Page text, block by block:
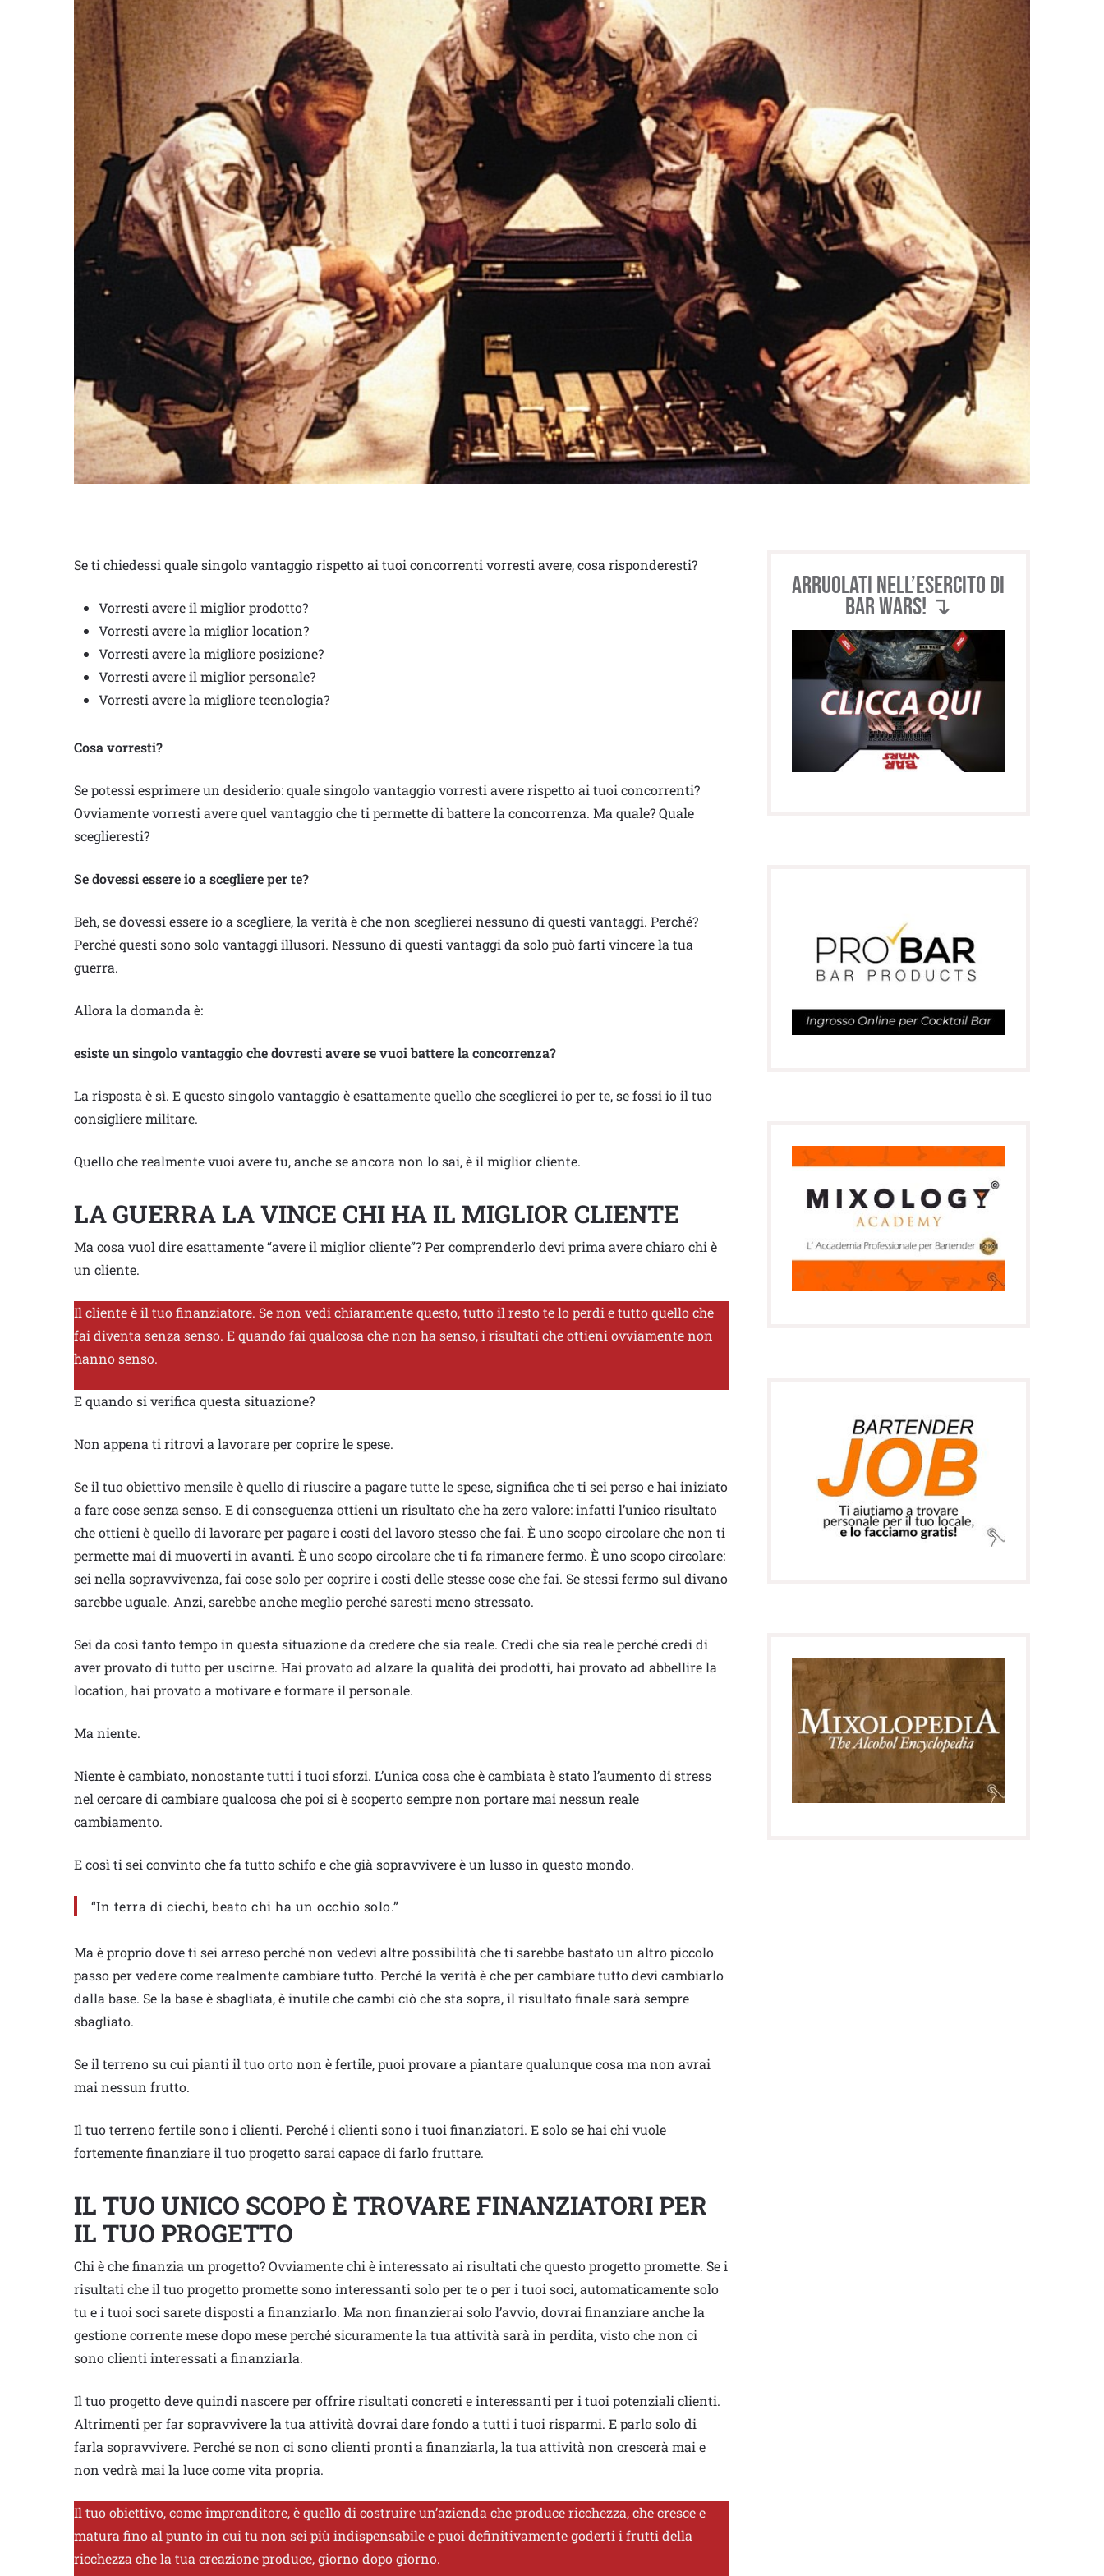
Se ti chiedessi quale singolo vantaggio rispetto ai tuoi concorrenti vorresti avere, cosa risponderesti?
Vorresti avere il miglior prodotto?
Vorresti avere la miglior location?
Vorresti avere la migliore posizione?
Vorresti avere il miglior personale?
Vorresti avere la migliore tecnologia?
Cosa vorresti?
Se potessi esprimere un desiderio: quale singolo vantaggio vorresti avere rispetto ai tuoi concorrenti?
Ovviamente vorresti avere quel vantaggio che ti permette di battere la concorrenza. Ma quale? Quale
sceglieresti?
Se dovessi essere io a scegliere per te?
Beh, se dovessi essere io a scegliere, la verità è che non sceglierei nessuno di questi vantaggi. Perché?
Perché questi sono solo vantaggi illusori. Nessuno di questi vantaggi da solo può farti vincere la tua
guerra.
Allora la domanda è:
esiste un singolo vantaggio che dovresti avere se vuoi battere la concorrenza?
La risposta è sì. E questo singolo vantaggio è esattamente quello che sceglierei io per te, se fossi io il tuo
consigliere militare.
Quello che realmente vuoi avere tu, anche se ancora non lo sai, è il miglior cliente.
LA GUERRA LA VINCE CHI HA IL MIGLIOR CLIENTE
Ma cosa vuol dire esattamente “avere il miglior cliente”? Per comprenderlo devi prima avere chiaro chi è
un cliente.
Il cliente è il tuo finanziatore. Se non vedi chiaramente questo, tutto il resto te lo perdi e tutto quello che
fai diventa senza senso. E quando fai qualcosa che non ha senso, i risultati che ottieni ovviamente non
hanno senso.
E quando si verifica questa situazione?
Non appena ti ritrovi a lavorare per coprire le spese.
Se il tuo obiettivo mensile è quello di riuscire a pagare tutte le spese, significa che ti sei perso e hai iniziato
a fare cose senza senso. E di conseguenza ottieni un risultato che ha zero valore: infatti l’unico risultato
che ottieni è quello di lavorare per pagare i costi del lavoro stesso che fai. È uno scopo circolare che non ti
permette mai di muoverti in avanti. È uno scopo circolare che ti fa rimanere fermo. È uno scopo circolare:
sei nella sopravvivenza, fai cose solo per coprire i costi delle stesse cose che fai. Se stessi fermo sul divano
sarebbe uguale. Anzi, sarebbe anche meglio perché saresti meno stressato.
Sei da così tanto tempo in questa situazione da credere che sia reale. Credi che sia reale perché credi di
aver provato di tutto per uscirne. Hai provato ad alzare la qualità dei prodotti, hai provato ad abbellire la
location, hai provato a motivare e formare il personale.
Ma niente.
Niente è cambiato, nonostante tutti i tuoi sforzi. L’unica cosa che è cambiata è stato l’aumento di stress
nel cercare di cambiare qualcosa che poi si è scoperto sempre non portare mai nessun reale
cambiamento.
E così ti sei convinto che fa tutto schifo e che già sopravvivere è un lusso in questo mondo.
“In terra di ciechi, beato chi ha un occhio solo.”
Ma è proprio dove ti sei arreso perché non vedevi altre possibilità che ti sarebbe bastato un altro piccolo
passo per vedere come realmente cambiare tutto. Perché la verità è che per cambiare tutto devi cambiarlo
dalla base. Se la base è sbagliata, è inutile che cambi ciò che sta sopra, il risultato finale sarà sempre
sbagliato.
Se il terreno su cui pianti il tuo orto non è fertile, puoi provare a piantare qualunque cosa ma non avrai
mai nessun frutto.
Il tuo terreno fertile sono i clienti. Perché i clienti sono i tuoi finanziatori. E solo se hai chi vuole
fortemente finanziare il tuo progetto sarai capace di farlo fruttare.
IL TUO UNICO SCOPO È TROVARE FINANZIATORI PER
IL TUO PROGETTO
Chi è che finanzia un progetto? Ovviamente chi è interessato ai risultati che questo progetto promette. Se i
risultati che il tuo progetto promette sono interessanti solo per te o per i tuoi soci, automaticamente solo
tu e i tuoi soci sarete disposti a finanziarlo. Ma non finanzierai solo l’avvio, dovrai finanziare anche la
gestione corrente mese dopo mese perché sicuramente la tua attività sarà in perdita, visto che non ci
sono clienti interessati a finanziarla.
Il tuo progetto deve quindi nascere per offrire risultati concreti e interessanti per i tuoi potenziali clienti.
Altrimenti per far sopravvivere la tua attività dovrai dare fondo a tutti i tuoi risparmi. E parlo solo di
farla sopravvivere. Perché se non ci sono clienti pronti a finanziarla, la tua attività non crescerà mai e
non vedrà mai la luce come vita propria.
Il tuo obiettivo, come imprenditore, è quello di costruire un’azienda che produce ricchezza, che cresce e
matura fino al punto in cui tu non sei più indispensabile e puoi definitivamente goderti i frutti della
ricchezza che la tua creazione produce, giorno dopo giorno.
Arruolati nell’esercito di
BAR WARS! ↴